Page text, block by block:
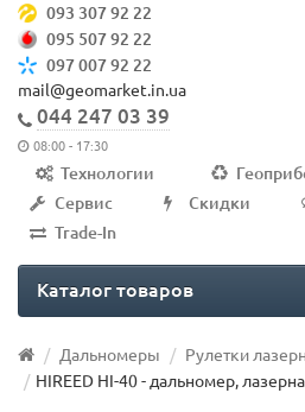
093 307 92 22
095 507 92 22
097 007 92 22
mail@geomarket.in.ua
044 247 03 39
08:00 - 17:30
Технологии
Сервис
Скидки
Trade-In
Каталог товаров
Дальномеры
Рулетки
HIREED HI-40 - дальномер,